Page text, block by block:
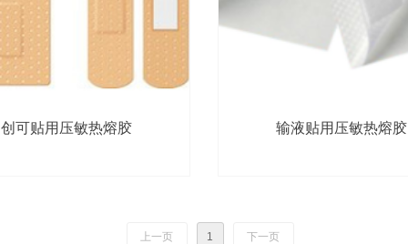
创可贴用压敏热熔胶 输液贴用压敏热熔胶
上一页 1 下一页